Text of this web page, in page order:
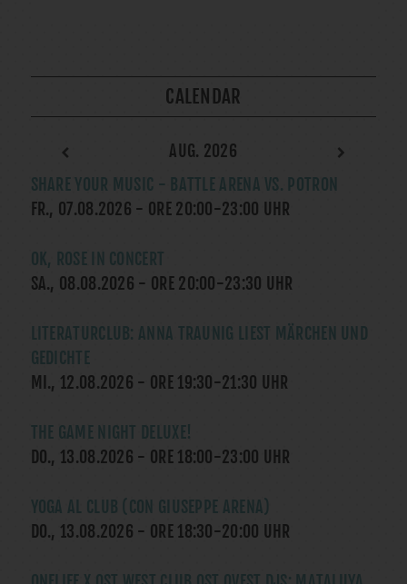
CALENDAR
AUG. 2026
SHARE YOUR MUSIC - BATTLE ARENA VS. POTRON
FR., 07.08.2026 - ORE 20:00-23:00 UHR
OK, ROSE IN CONCERT
SA., 08.08.2026 - ORE 20:00-23:30 UHR
LITERATURCLUB: ANNA TRAUNIG LIEST MÄRCHEN UND
GEDICHTE
MI., 12.08.2026 - ORE 19:30-21:30 UHR
THE GAME NIGHT DELUXE!
DO., 13.08.2026 - ORE 18:00-23:00 UHR
YOGA AL CLUB (CON GIUSEPPE ARENA)
DO., 13.08.2026 - ORE 18:30-20:00 UHR